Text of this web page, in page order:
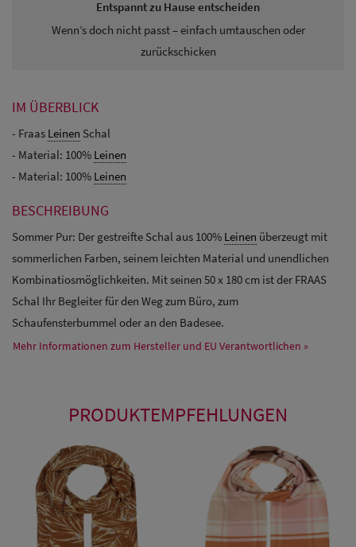
Herren
Herren
Snapback Caps
Entspannt zu Hause entscheiden
Wenn’s doch nicht passt – einfach umtauschen oder
zurückschicken
IM ÜBERBLICK
- Fraas Leinen Schal
- Material: 100% Leinen
- Material: 100% Leinen
BESCHREIBUNG
Sommer Pur: Der gestreifte Schal aus 100% Leinen überzeugt mit
sommerlichen Farben, seinem leichten Material und unendlichen
Kombinatiosmöglichkeiten. Mit seinen 50 x 180 cm ist der FRAAS
Schal Ihr Begleiter für den Weg zum Büro, zum
Schaufensterbummel oder an den Badesee.
Mehr Informationen zum Hersteller und EU Verantwortlichen »
PRODUKTEMPFEHLUNGEN